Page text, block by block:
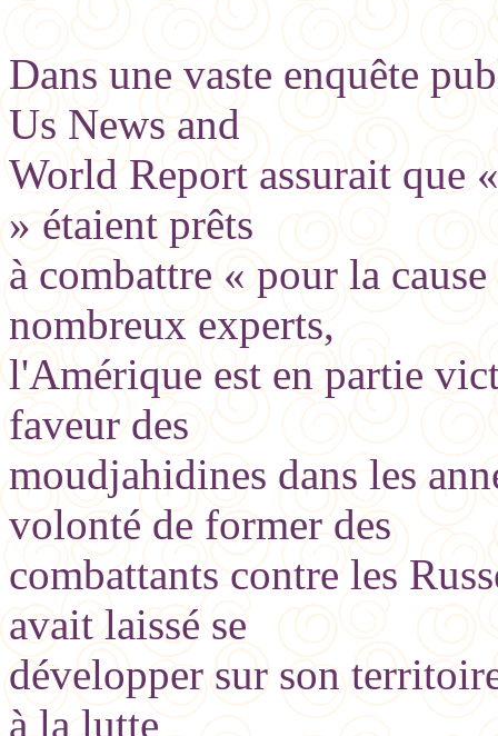
Dans une vaste enquête
Us News and
World Report assurait que
» étaient prêts
à combattre « pour la
nombreux experts,
l'Amérique est en partie
faveur des
moudjahidines dans les
volonté de former des
combattants contre les
avait laissé se
développer sur son
à la lutte